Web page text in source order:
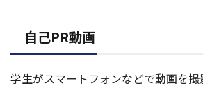
自己PR動画
学生がスマートフォンなどで動画を